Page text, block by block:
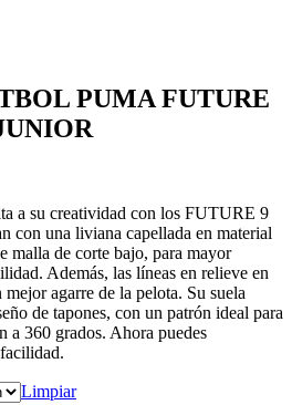
PUMA FUTURE
a su creatividad con los FUTURE 9
con una liviana capellada en material
malla de corte bajo, para mayor
Además, las líneas en relieve en
agarre de la pelota. Su suela
de tapones, con un patrón ideal para
a 360 grados. Ahora puedes
Limpiar